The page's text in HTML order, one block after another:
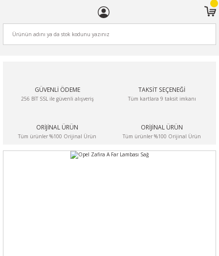
GÜVENLİ ÖDEME
256 BİT SSL ile güvenli alışveriş
TAKSİT SEÇENEĞİ
Tüm kartlara 9 taksit imkanı
ORİJİNAL ÜRÜN
Tüm ürünler %100 Orijinal Ürün
ORİJİNAL ÜRÜN
Tüm ürünler %100 Orijinal Ürün